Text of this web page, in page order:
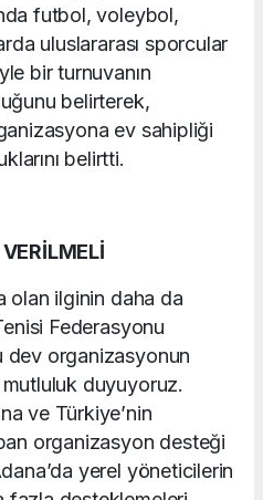
futbol, voleybol,
uluslararası sporcular
bir turnuvanın
belirterek,
ev sahipliği
belirtti.
olan ilginin daha da
Federasyonu
dev organizasyonun
mutluluk duyuyoruz.
ve Türkiye’nin
organizasyon desteği
yerel yöneticilerin